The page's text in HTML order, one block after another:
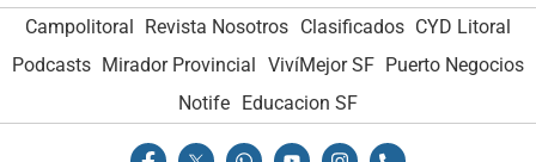
Campolitoral Revista Nosotros Clasificados CYD Litoral
Podcasts Mirador Provincial VivíMejor SF Puerto Negocios
Notife
Educacion SF